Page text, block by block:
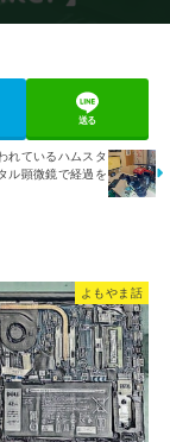
送る
れているハムスタ
ル顕微鏡で経過を
よもやま話